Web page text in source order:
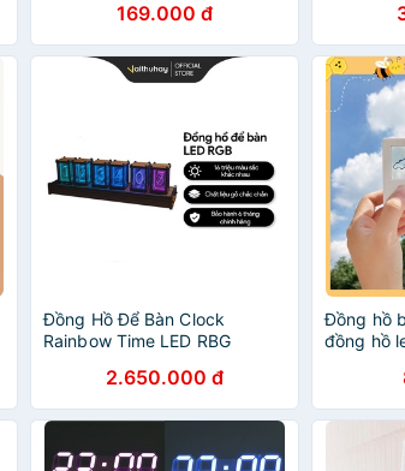
169.000 đ
Đồng Hồ Để Bàn Clock
Rainbow Time LED RBG
2.650.000 đ
Đồng hồ
đồng hồ